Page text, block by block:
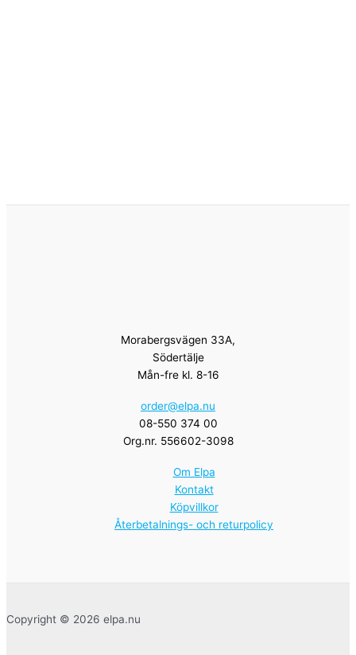
Morabergsvägen 33A,
Södertälje
Mån-fre kl. 8-16
order@elpa.nu
08-550 374 00
Org.nr. 556602-3098
Om Elpa
Kontakt
Köpvillkor
Återbetalnings- och returpolicy
Copyright © 2026 elpa.nu